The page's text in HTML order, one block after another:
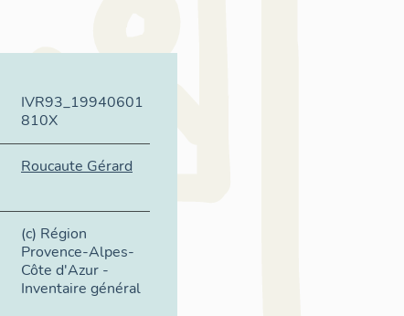
IVR93_19940601
810X
Roucaute Gérard
(c) Région
Provence-Alpes-
Côte d'Azur -
Inventaire général